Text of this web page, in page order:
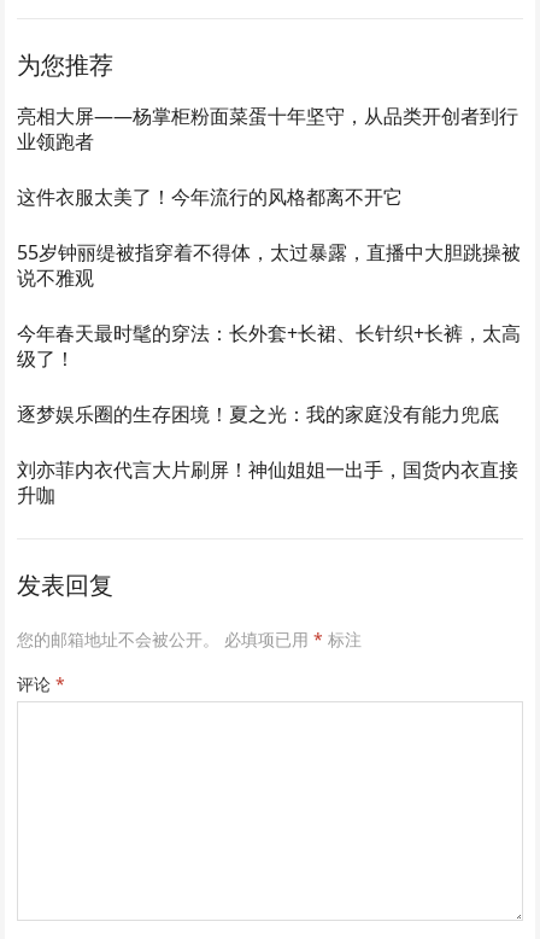
为您推荐
亮相大屏——杨掌柜粉面菜蛋十年坚守，从品类开创者到行
业领跑者
这件衣服太美了！今年流行的风格都离不开它
55岁钟丽缇被指穿着不得体，太过暴露，直播中大胆跳操被
说不雅观
今年春天最时髦的穿法：长外套+长裙、长针织+长裤，太高
级了！
逐梦娱乐圈的生存困境！夏之光：我的家庭没有能力兜底
刘亦菲内衣代言大片刷屏！神仙姐姐一出手，国货内衣直接
升咖
发表回复
您的邮箱地址不会被公开。 必填项已用* 标注
评论*